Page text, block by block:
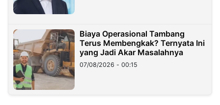
Biaya Operasional Tambang
Terus Membengkak? Ternyata Ini
yang Jadi Akar Masalahnya
07/08/2026 - 00:15